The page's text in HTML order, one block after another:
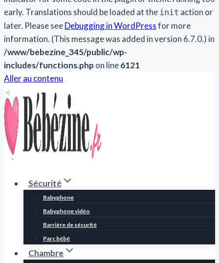
early. Translations should be loaded at the init action or
later. Please seeDebugging in WordPressfor more
information. (This message was added in version 6.7.0.) in
/www/bebezine_345/public/wp-
includes/functions.php on line6121
Aller au contenu
Sécurité
Babyphone
Babyphone vidéo
Barrière de sécurité
Parc bébé
Chambre